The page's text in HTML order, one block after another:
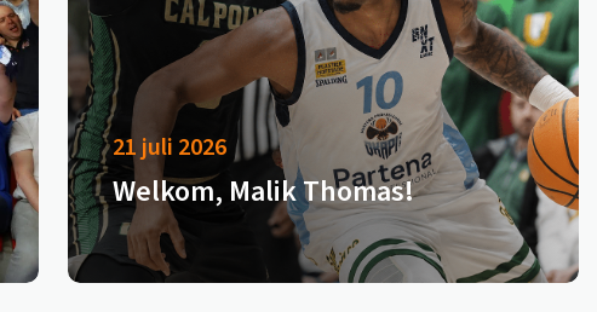
21 juli 2026
Welkom, Malik Thomas!